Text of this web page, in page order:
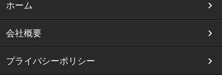
ホーム
会社概要
プライバシーポリシー